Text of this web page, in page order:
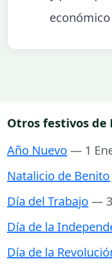
Otros festivos de
Año Nuevo — 1
Natalicio de Benito
Día del Trabajo —
Día de la
Día de la